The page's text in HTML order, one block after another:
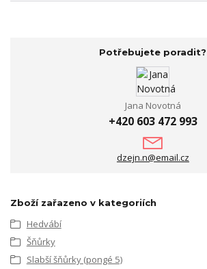
Potřebujete poradit?
Jana Novotná
+420 603 472 993
dzejn.n@email.cz
Zboží zařazeno v kategoriích
Hedvábí
Šňůrky
Slabší šňůrky (pongé 5)